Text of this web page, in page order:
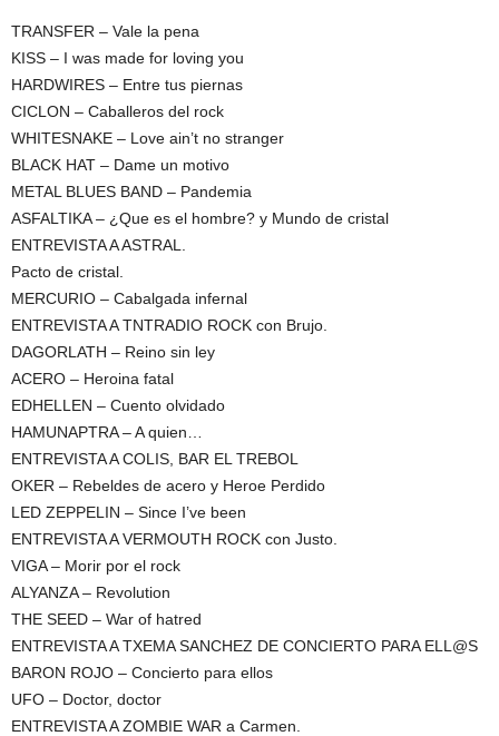
TRANSFER – Vale la pena
KISS – I was made for loving you
HARDWIRES – Entre tus piernas
CICLON – Caballeros del rock
WHITESNAKE – Love ain’t no stranger
BLACK HAT – Dame un motivo
METAL BLUES BAND – Pandemia
ASFALTIKA – ¿Que es el hombre? y Mundo de cristal
ENTREVISTA A ASTRAL.
Pacto de cristal.
MERCURIO – Cabalgada infernal
ENTREVISTA A TNTRADIO ROCK con Brujo.
DAGORLATH – Reino sin ley
ACERO – Heroina fatal
EDHELLEN – Cuento olvidado
HAMUNAPTRA – A quien…
ENTREVISTA A COLIS, BAR EL TREBOL
OKER – Rebeldes de acero y Heroe Perdido
LED ZEPPELIN – Since I’ve been
ENTREVISTA A VERMOUTH ROCK con Justo.
VIGA – Morir por el rock
ALYANZA – Revolution
THE SEED – War of hatred
ENTREVISTA A TXEMA SANCHEZ DE CONCIERTO PARA ELL@S
BARON ROJO – Concierto para ellos
UFO – Doctor, doctor
ENTREVISTA A ZOMBIE WAR a Carmen.